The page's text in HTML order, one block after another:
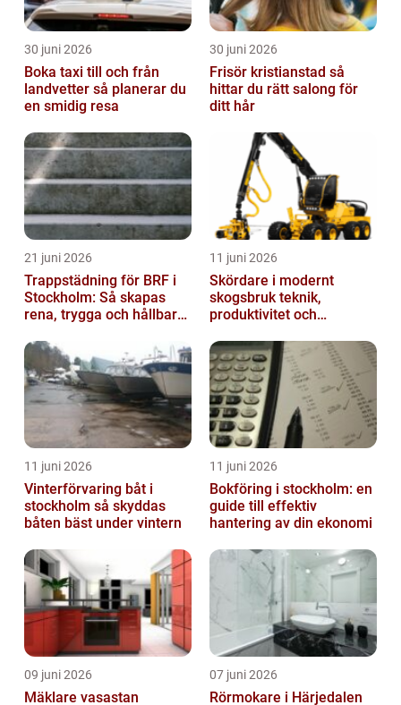
30 juni 2026
Boka taxi till och från
landvetter så planerar du
en smidig resa
30 juni 2026
Frisör kristianstad så
hittar du rätt salong för
ditt hår
21 juni 2026
Trappstädning för BRF i
Stockholm: Så skapas
rena, trygga och hållbara
11 juni 2026
Skördare i modernt
skogsbruk teknik,
produktivitet och
11 juni 2026
Vinterförvaring båt i
stockholm så skyddas
båten bäst under vintern
11 juni 2026
Bokföring i stockholm: en
guide till effektiv
hantering av din ekonomi
09 juni 2026
Mäklare vasastan
07 juni 2026
Rörmokare i Härjedalen